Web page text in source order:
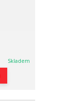
Skladem